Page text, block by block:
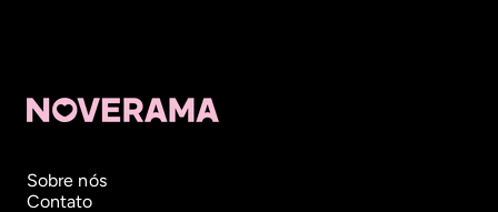
Sobre nós
Contato